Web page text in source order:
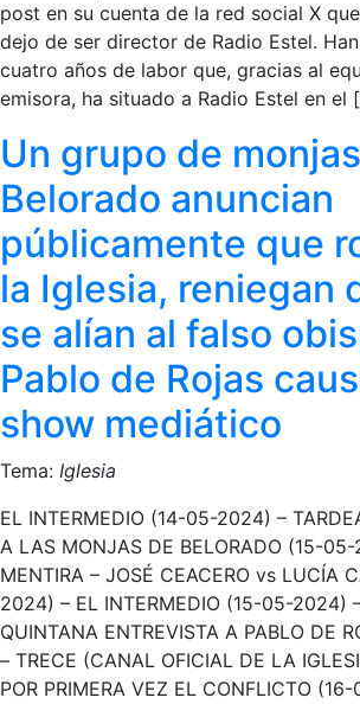
post en su cuenta de la red social X
dejo de ser director de Radio Estel.
cuatro años de labor que, gracias al
emisora, ha situado a Radio Estel en el
Un grupo de
Belorado anuncian
públicamente que
la Iglesia, reniegan
se alían al falso
Pablo de Rojas
show mediático
Tema: Iglesia
EL INTERMEDIO (14-05-2024) –
A LAS MONJAS DE BELORADO (15-
MENTIRA – JOSÉ CEACERO vs LUCÍA
2024) – EL INTERMEDIO (15-05-2024)
QUINTANA ENTREVISTA A PABLO DE
– TRECE (CANAL OFICIAL DE LA
POR PRIMERA VEZ EL CONFLICTO